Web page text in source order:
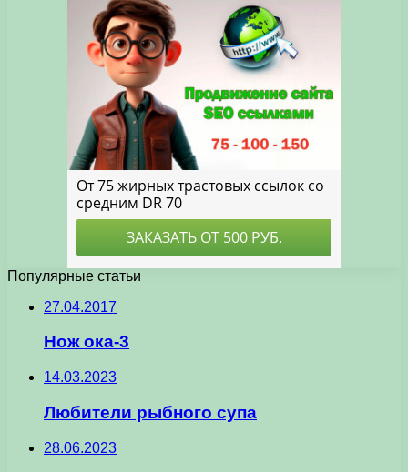
Популярные статьи
27.04.2017
Нож ока-3
14.03.2023
Любители рыбного супа
28.06.2023